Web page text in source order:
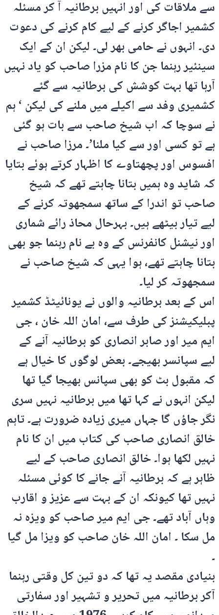
سے ملاقات کی اور انہیں برطانیہ آ کر مسئلہ
کشمیر اجاگر کرنے کے لیے کام کرنے کی دعوت
دی۔ انہوں نے حامی بھر لی۔ لیکن ان کے ایک
سینئیر رہنما جن کا نام مزرا صاحب کو یاد نہیں
آرہا تھا بہت کوشش کی برطانیہ سے گئے
کشمیری وفد سے اکیلے میں ملنے کی لیکن ‘ ہم
نے سوچا کہ اب شیخ صاحب سے بات ہو گئی
ہے تو کسی اور سے کیا ملنا’۔ مرزا صاحب نے
افسوس اور پچھتاوے کا اظہار کرتے ہوئے بتایا
کہ شاید وہ ہمیں بتانا چاہتے تھے کہ شیخ
صاحب تو اندرا کے ساتھ سمجھوتہ کرنے کے
لیے تیار بیٹھے ہیں۔ بہرحال محاذ رائے شماری
اور نیشنل کانفرنس کے وہ بے نام رہنما جو بھی
بتانا چاہتے تھے، ہوا یہی کہ شیخ صاحب نے
سمجھوتہ کر لیا۔
اس کے بعد برطانیہ والوں نے یونائیٹڈ کشمیر
پبلیکیشنز کی طرف سے، امان اللہ خان ، جی
ایم میر اور صابر انصاری کو برطانیہ آنے کے
لیے سپانسر بھیجے۔ بعض لوگوں کا خیال ہے
کہ مقبول بٹ کو بھی سپانس بھیجا گیا تھا
لیکن انہوں نے کہا تھا میں برطانیہ نہیں سری
نگر جاؤں گا جہاں میری زیادہ ضرورت ہے۔ تاہم
خالق انصاری صاحب کی کتاب میں ان کا نام
نہیں لکھا ہوا۔ خالق انصاری صاحب کے لیے
ظاہر ہے کہ برطانیہ آنے جانے کا کوئی مسئلہ
نہیں تھا کیونکہ ان کے بہت سے عزیز و اقارب
وہاں آباد تھے۔ جی ایم میر صاحب کو ویزہ نہ
مل سکا ۔ امان اللہ خان صاحب کو ویزا مل گیا
۔
بنیادی مقصد یہ تھا کہ دو تین کل وقتی رہنما
آکر برطانیہ میں تحریر و تشہیر اور سفارتی